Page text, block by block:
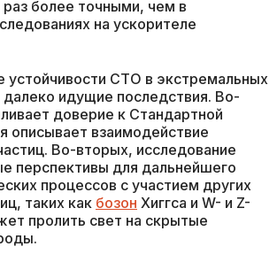
раз более точными, чем в
на ускорителе
СТО в экстремальных
далеко идущие последствия. Во-
доверие к Стандартной
описывает взаимодействие
Во-вторых, исследование
перспективы для дальнейшего
процессов с участием других
таких как бозон Хиггса и W- и Z-
пролить свет на скрытые